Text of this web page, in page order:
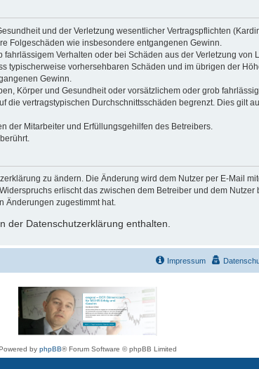
und der Verletzung wesentlicher Vertragspflichten
Folgeschäden wie insbesondere entgangenen Gewinn.
Verhalten oder bei Schäden aus der Verletzung von
typischerweise vorhersehbaren Schäden und im übrigen der
Gewinn.
Körper und Gesundheit oder vorsätzlichem oder grob
vertragstypischen Durchschnittsschäden begrenzt. Dies gilt
der Mitarbeiter und Erfüllungsgehilfen des Betreibers.
zu ändern. Die Änderung wird dem Nutzer per E-Mail
erlischt das zwischen dem Betreiber und dem
Änderungen zugestimmt hat.
der Datenschutzerklärung enthalten.
Impressum
by phpBB® Forum Software © phpBB Limited